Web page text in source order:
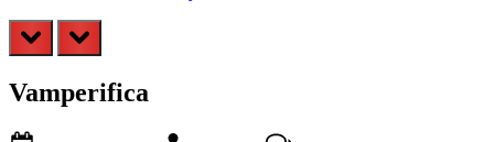
prev next
Vamperifica